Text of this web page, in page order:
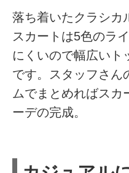
落ち着いたクラシカ
スカートは5色のラ
にくいので幅広いト
です。スタッフさん
ムでまとめればスカ
ーデの完成。